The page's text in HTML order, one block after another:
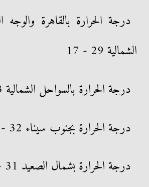
درجة الحرارة بالقاهرة
الشمالية 29 - 17
درجة الحرارة بالسواحل الشمالية 23 - 16
درجة الحرارة بجنوب سيناء 32 - 22
درجة الحرارة بشمال الصعيد 31 - 17